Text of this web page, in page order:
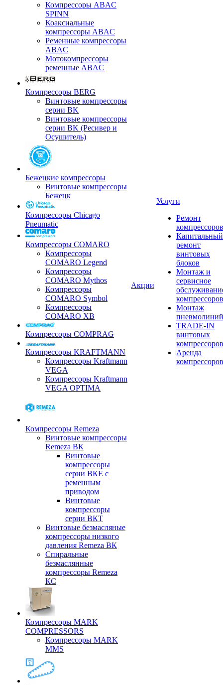
Компрессоры ABAC
SPINN
Коаксиальные
компрессоры ABAC
Ременные компрессоры
ABAC
Мотокомпрессоры
ременные ABAC
Компрессоры BERG
Винтовые компрессоры
серии BK
Винтовые компрессоры
серии BK (Ресивер и
Осушитель)
Бежецкие компрессоры
Винтовые компрессоры
Бежецк
Компрессоры Chicago
Pneumatic
Компрессоры COMARO
Компрессоры
COMARO Legend
Компрессоры
COMARO Mythos
Компрессоры
COMARO Symbol
Компрессоры
COMARO XB
Компрессоры COMPRAG
Компрессоры KRAFTMANN
Компрессоры Kraftmann
VEGA
Компрессоры Kraftmann
VEGA OPTIMA
Компрессоры Remeza
Винтовые компрессоры
Remeza ВК
Винтовые
компрессоры
серии ВКЕ с
ременным
приводом
Винтовые
компрессоры
серии ВКТ
Винтовые безмасляные
компрессоры низкого
давления Remeza ВК
Спиральные
безмаслянные
компрессоры Remeza
КС
Компрессоры MARK
COMPRESSORS
Компрессоры MARK
MMS
Акции
Услуги
Ремонт
компрессоров
Капитальный
ремонт
винтовых
блоков
Монтаж и
сервисное
компрессоров
Монтаж
пневмолиний
TRADE-IN
винтовых
компрессоров
Аренда
компрессоров